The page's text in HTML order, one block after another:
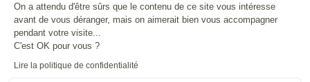
On a attendu d'être sûrs que le contenu de ce site vous intéresse
avant de vous déranger, mais on aimerait bien vous accompagner
pendant votre visite...
C'est OK pour vous ?
Lire la politique de confidentialité
Sécurité,intimité,praticité:
entourezet
beauté